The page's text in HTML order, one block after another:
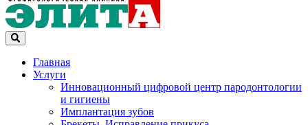
Главная
Услуги
Инновационный цифровой центр пародонтологии
и гигиены
Имплантация зубов